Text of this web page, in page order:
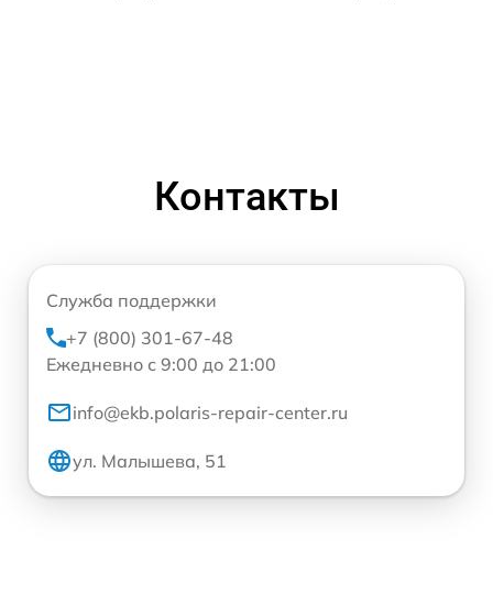
Контакты
Служба поддержки
+7 (800) 301-67-48
Ежедневно с 9:00 до 21:00
info@ekb.polaris-repair-center.ru
ул. Малышева, 51